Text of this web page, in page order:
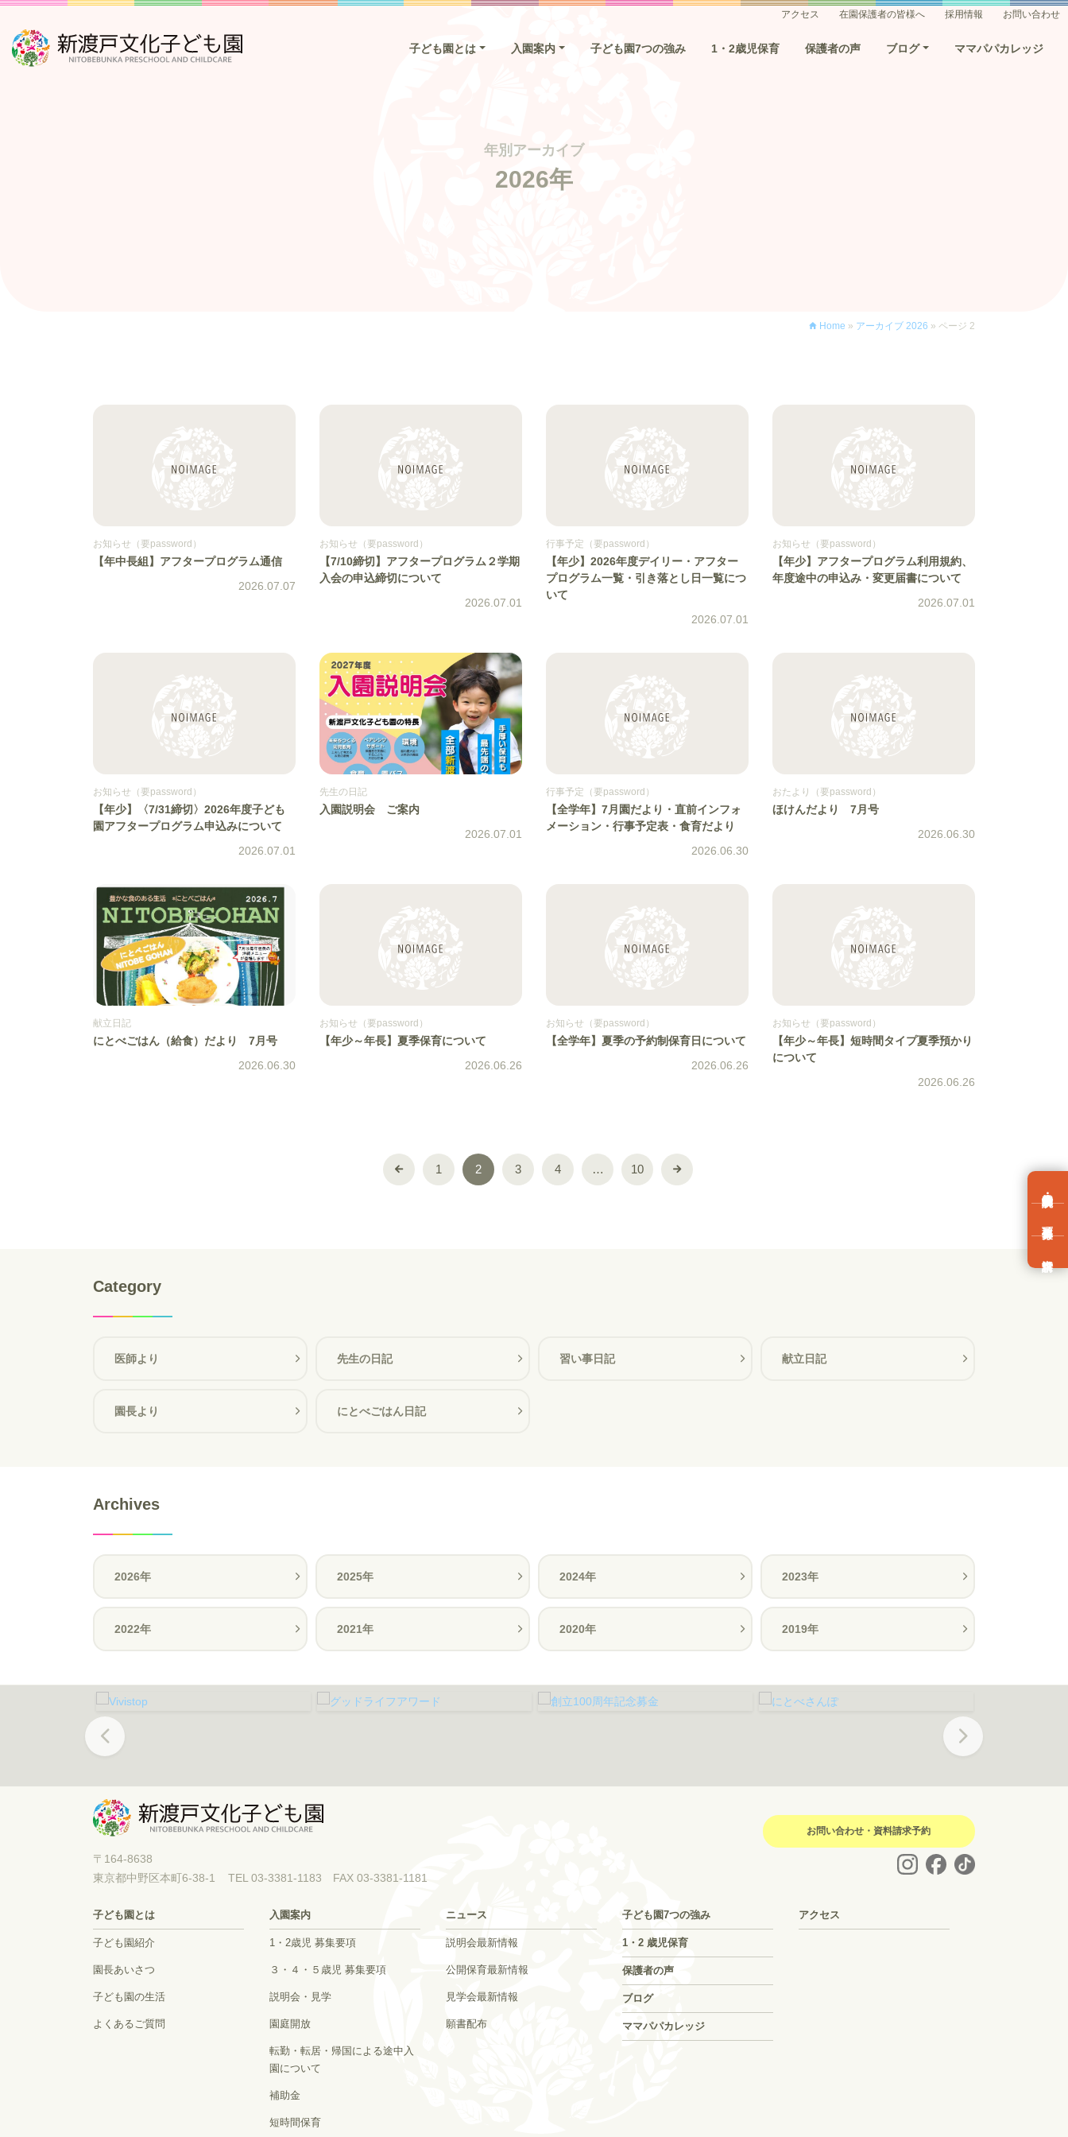
アクセス 在園保護者の皆様へ 採用情報 お問い合わせ
子ども園とは 入園案内 子ども園7つの強み 1・2歳児保育 保護者の声 ブログ ママパパカレッジ
年別アーカイブ
2026年
Home » アーカイブ 2026 » ページ 2
お知らせ（要password）
【年中長組】アフタープログラム通信
2026.07.07
お知らせ（要password）
【7/10締切】アフタープログラム２学期
入会の申込締切について
2026.07.01
行事予定（要password）
【年少】2026年度デイリー・アフター
プログラム一覧・引き落とし日一覧につ
いて
2026.07.01
お知らせ（要password）
【年少】アフタープログラム利用規約、
年度途中の申込み・変更届書について
2026.07.01
お知らせ（要password）
【年少】〈7/31締切〉2026年度子ども
園アフタープログラム申込みについて
2026.07.01
先生の日記
入園説明会 ご案内
2026.07.01
行事予定（要password）
【全学年】7月園だより・直前インフォ
メーション・行事予定表・食育だより
2026.06.30
おたより（要password）
ほけんだより 7月号
2026.06.30
献立日記
にとべごはん（給食）だより 7月号
2026.06.30
お知らせ（要password）
【年少～年長】夏季保育について
2026.06.26
お知らせ（要password）
【全学年】夏季の予約制保育日について
2026.06.26
お知らせ（要password）
【年少～年長】短時間タイプ夏季預かり
について
2026.06.26
1 2 3 4 … 10
Category
医師より 先生の日記 習い事日記 献立日記
園長より にとべごはん日記
Archives
2026年 2025年 2024年 2023年
2022年 2021年 2020年 2019年
Previous Next
〒164-8638
東京都中野区本町6-38-1
TEL 03-3381-1183 FAX 03-3381-1181
お問い合わせ・資料請求予約
子ども園とは
子ども園紹介
園長あいさつ
子ども園の生活
よくあるご質問
入園案内
1・2歳児 募集要項
３・４・５歳児 募集要項
説明会・見学
園庭開放
転勤・転居・帰国による途中入
園について
補助金
短時間保育
ニュース
説明会最新情報
公開保育最新情報
見学会最新情報
願書配布
子ども園7つの強み
1・2 歳児保育
保護者の声
ブログ
ママパパカレッジ
アクセス